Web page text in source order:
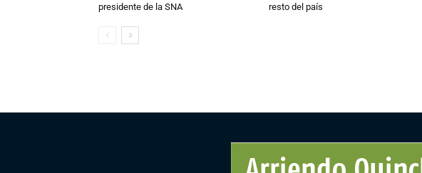
presidente de la SNA
resto del país